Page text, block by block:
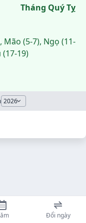
Tháng Quý Tỵ
Mão (5-7), Ngọ (11-
(17-19)
Đổi ngày